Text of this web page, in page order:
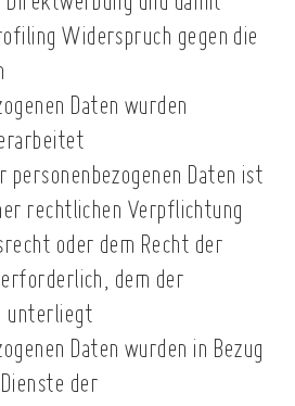
Widerspruch gegen die
Daten wurden
personenbezogenen Daten ist
rechtlichen Verpflichtung
oder dem Recht der
dem der
unterliegt
Daten wurden in Bezug
der